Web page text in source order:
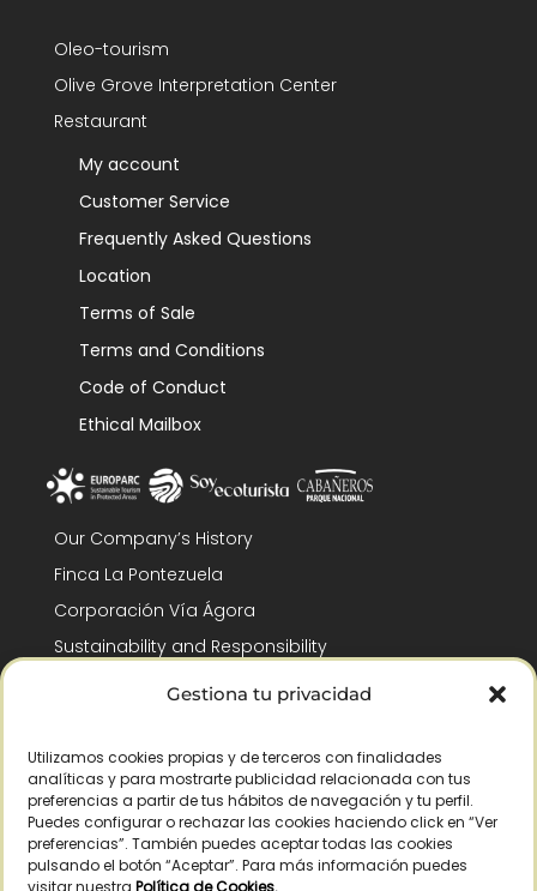
Gestiona tu privacidad
Utilizamos cookies propias y de terceros con finalidades
analíticas y para mostrarte publicidad relacionada con tus
preferencias a partir de tus hábitos de navegación y tu perfil.
Puedes configurar o rechazar las cookies haciendo click en “Ver
preferencias”. También puedes aceptar todas las cookies
pulsando el botón “Aceptar”. Para más información puedes
visitar nuestra Política de Cookies.
Oleo-tourism
Olive Grove Interpretation Center
Restaurant
My account
Customer Service
Frequently Asked Questions
Location
Terms of Sale
Terms and Conditions
Code of Conduct
Ethical Mailbox
Our Company’s History
Finca La Pontezuela
Corporación Vía Ágora
Sustainability and Responsibility
CSR and Fundación Gómez-Pintado
Recognitions